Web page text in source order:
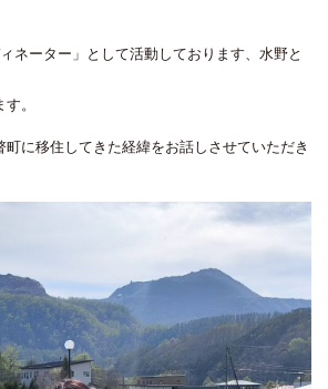
ネーター」として活動しております、水野と
。
町に移住してきた経緯をお話しさせていただき